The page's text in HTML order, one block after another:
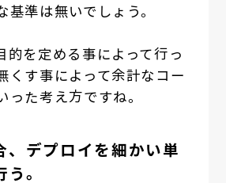
基準は無いでしょう。
的を定める事によって行っ
くす事によって余計なコー
った考え方ですね。
、デプロイを細かい単
。